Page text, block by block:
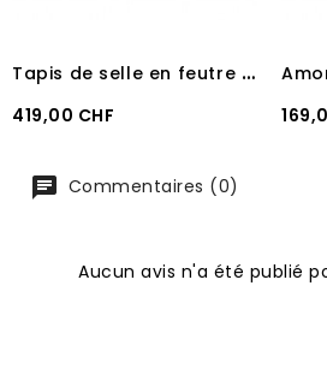
T
apis de selle en feutre western Pool's
Prix
419,00 CHF Prix
Commentaires (0)
Aucun avis n'a été publié